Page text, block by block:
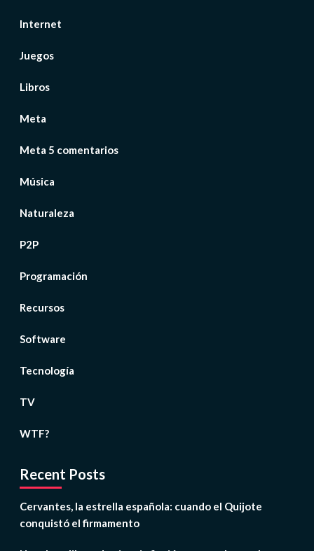
Internet
Juegos
Libros
Meta
Meta 5 comentarios
Música
Naturaleza
P2P
Programación
Recursos
Software
Tecnología
TV
WTF?
Recent Posts
Cervantes, la estrella española: cuando el Quijote
conquistó el firmamento